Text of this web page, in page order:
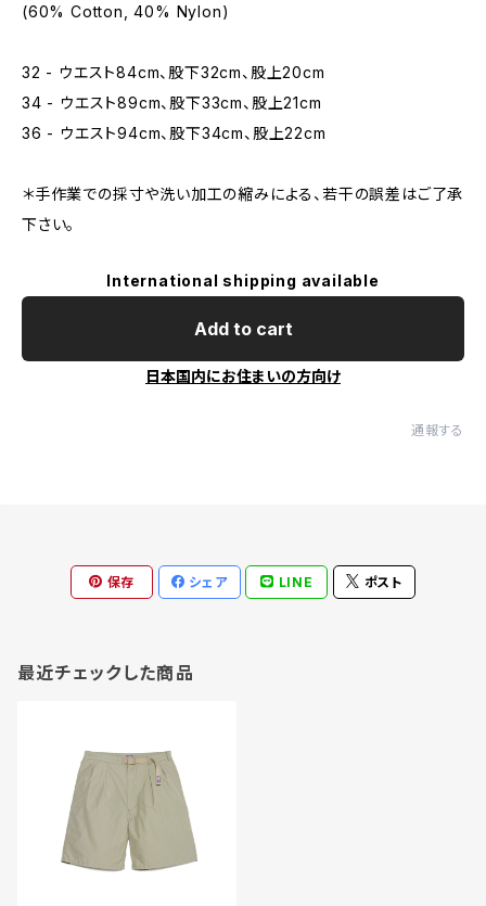
(60% Cotton, 40% Nylon)
32 - ウエスト84cm、股下32cm、股上20cm
34 - ウエスト89cm、股下33cm、股上21cm
36 - ウエスト94cm、股下34cm、股上22cm
＊手作業での採寸や洗い加工の縮みによる、若干の誤差はご了承
下さい。
International shipping available
Add to cart
日本国内にお住まいの方向け
通報する
保存 シェア LINE ポスト
最近チェックした商品